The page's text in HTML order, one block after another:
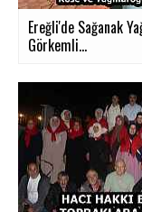
Ereğli'de Sağanak
Görkemli...